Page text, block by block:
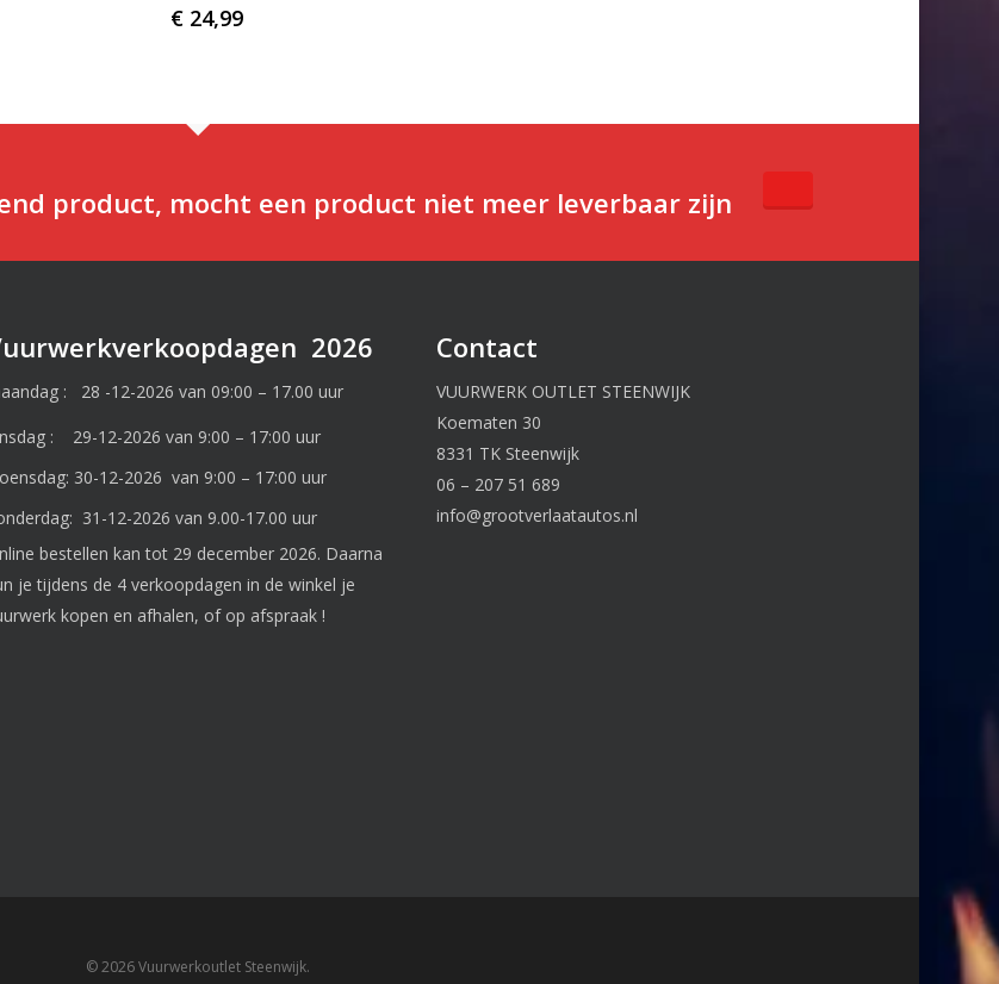
€24,99
product, mocht een product niet meer leverbaar zijn
2026
: 28 -12-2026 van 09:00 – 17.00 uur
: 29-12-2026 van 9:00 – 17:00 uur
30-12-2026 van 9:00 – 17:00 uur
31-12-2026 van 9.00-17.00 uur
bestellen kan tot 29 december 2026. Daarna
je tijdens de 4 verkoopdagen in de winkel je
kopen en afhalen, of op afspraak !
Contact
VUURWERK OUTLET STEENWIJK
Koematen 30
8331 TK Steenwijk
06 – 207 51 689
info@grootverlaatautos.nl
© 2026 Vuurwerkoutlet Steenwijk.